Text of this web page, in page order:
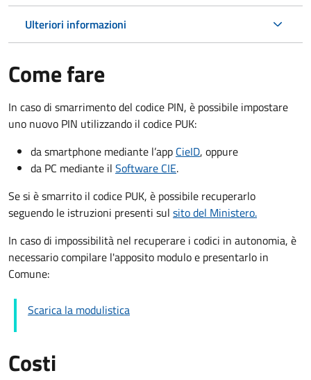
Ulteriori informazioni
Come fare
In caso di smarrimento del codice PIN, è possibile impostare
uno nuovo PIN utilizzando il codice PUK:
da smartphone mediante l’app CieID, oppure
da PC mediante il Software CIE.
Se si è smarrito il codice PUK, è possibile recuperarlo
seguendo le istruzioni presenti sul sito del Ministero.
In caso di impossibilità nel recuperare i codici in autonomia, è
necessario compilare l'apposito modulo e presentarlo in
Comune:
Scarica la modulistica
Costi